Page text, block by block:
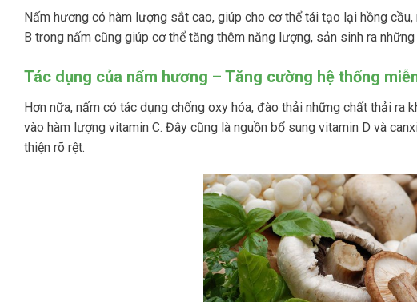
Nấm hương có hàm lượng sắt cao, giúp cho cơ thể tái tạo lại hồng
B trong nấm cũng giúp cơ thể tăng thêm năng lượng, sản sinh ra
Tác dụng của nấm hương – Tăng cường hệ thống
Hơn nữa, nấm có tác dụng chống oxy hóa, đào thải những chất thải ra
vào hàm lượng vitamin C. Đây cũng là nguồn bổ sung vitamin D và
thiện rõ rệt.